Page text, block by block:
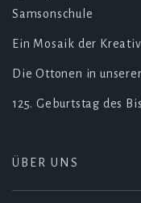
Samsonschule
Ein Mosaik der
Die Ottonen in
125. Geburtstag des
ÜBER UNS